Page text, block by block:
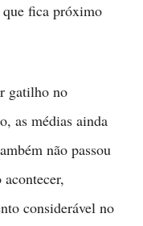
fica próximo
gatilho no
as médias ainda
não passou
considerável no